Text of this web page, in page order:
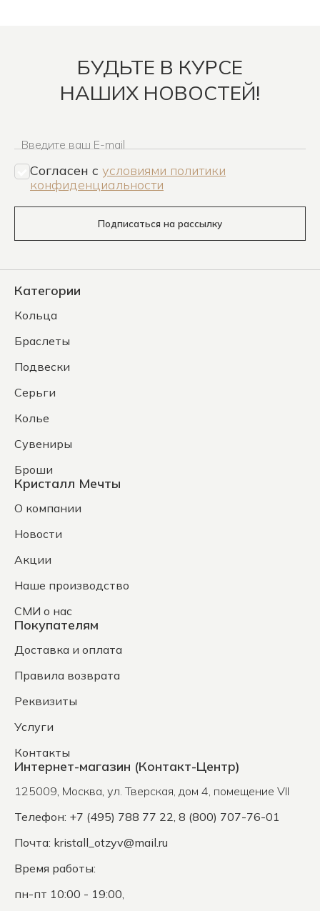
БУДЬТЕ В КУРСЕ
НАШИХ НОВОСТЕЙ!
Введите ваш E-mail
Согласен c условиями политики
конфиденциальности
Подписаться на рассылку
Категории
Кольца
Браслеты
Подвески
Серьги
Колье
Сувениры
Броши
Кристалл Мечты
О компании
Новости
Акции
Наше производство
СМИ о нас
Покупателям
Доставка и оплата
Правила возврата
Реквизиты
Услуги
Контакты
Интернет-магазин (Контакт-Центр)
125009, Москва, ул. Тверская, дом 4, помещение VII
Телефон: +7 (495) 788 77 22, 8 (800) 707-76-01
Почта: kristall_otzyv@mail.ru
Время работы:
пн-пт 10:00 - 19:00,